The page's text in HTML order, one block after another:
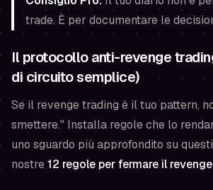
trade. È per documentare le
Il protocollo anti-revenge
di circuito semplice)
Se il revenge trading è il tuo pattern,
smettere." Installa regole che lo
uno sguardo più approfondito su
nostre12 regole per fermare il